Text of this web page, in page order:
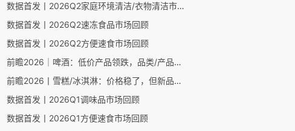
数据首发丨2026Q2家庭环境清洁/衣物清洁市场回顾
数据首发丨2026Q2速冻食品市场回顾
数据首发丨2026Q2方便速食市场回顾
前瞻2026｜啤酒：低价产品领跌，品类/产品升级正当时？
前瞻2026丨雪糕/冰淇淋：价格稳了，但新品数量少了一半
数据首发丨2026Q1调味品市场回顾
数据首发丨2026Q1方便速食市场回顾